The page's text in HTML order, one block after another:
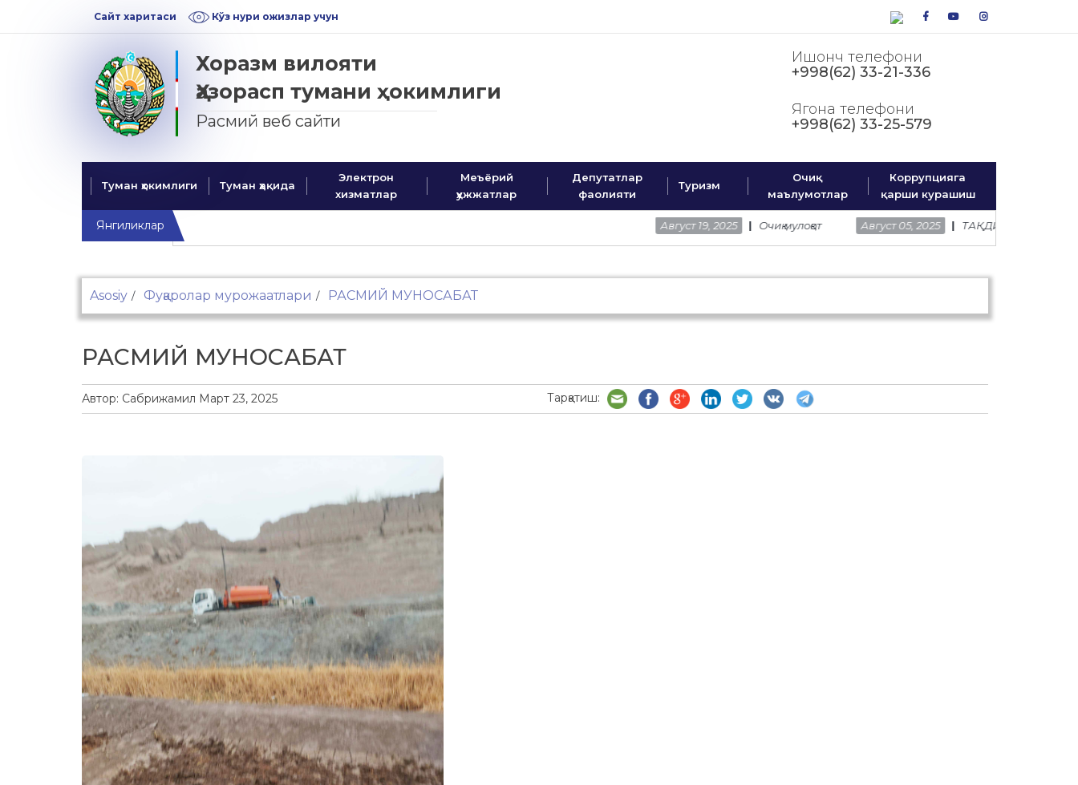
Сайт харитаси Кўз нури ожизлар учун facebookyoutubeinstagram
Хоразм вилояти
Ҳазорасп тумани ҳокимлиги
Расмий веб сайти
Ишонч телефони
+998(62) 33-21-336
Ягона телефони
+998(62) 33-25-579
Туман ҳокимлиги Туман ҳақида
Электрон
хизматлар
Меъёрий
ҳужжатлар
Депутатлар
фаолияти
Туризм
Очиқ
маълумотлар
Коррупцияга
қарши курашиш
Янгиликлар Август 19, 2025 Очиқ мулоқот Август 05, 2025 ТАҚДИМОТ
Asosiy Фуқаролар мурожаатлари РАСМИЙ МУНОСАБАТ
РАСМИЙ МУНОСАБАТ
Автор: Сабрижамил Март 23, 2025 Тарқатиш: